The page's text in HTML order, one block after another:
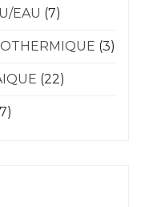
EAU (7)
(3)
(22)